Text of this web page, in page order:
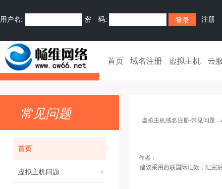
用户名: 密 码: 注册
首页 域名注册 虚拟主机 云
常见问题
首页
虚拟主机问题
虚拟主机域名注册-常见问题
作者：
建议采用西联国际汇款，汇完